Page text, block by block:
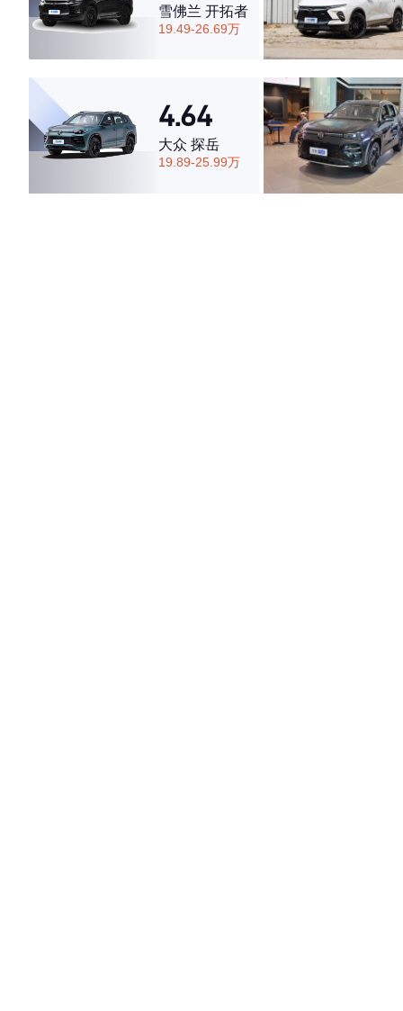
雪佛兰 开拓者
19.49-26.69万
4.64
大众 探岳
19.89-25.99万